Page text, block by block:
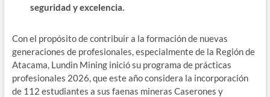
seguridad y excelencia.
Con el propósito de contribuir a la formación de nuevas
generaciones de profesionales, especialmente de la Región de
Atacama, Lundin Mining inició su programa de prácticas
profesionales 2026, que este año considera la incorporación
de 112 estudiantes a sus faenas mineras Caserones y